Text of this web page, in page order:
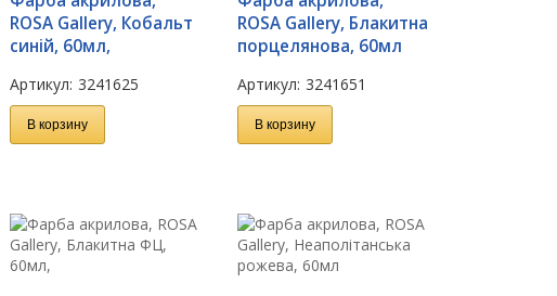
ROSA Gallery, Кобальт
синій, 60мл,
Артикул: 3241625
В корзину
ROSA Gallery, Блакитна
порцелянова, 60мл
Артикул: 3241651
В корзину